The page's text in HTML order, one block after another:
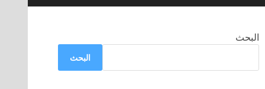
البحث
البحث